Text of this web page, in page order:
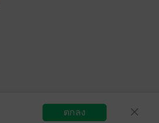
สมัครขายอีบุ๊ก วิธีการใช้งาน
ตกลง